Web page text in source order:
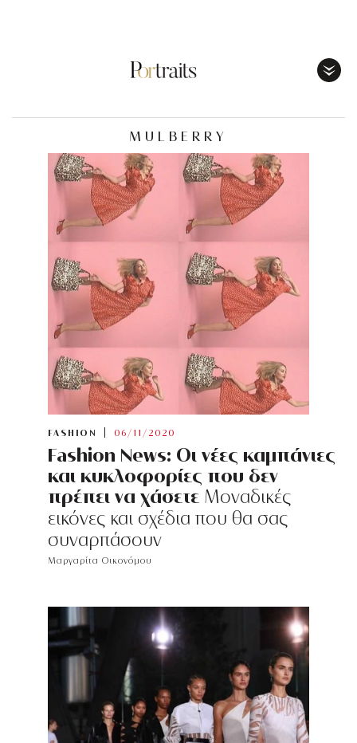
MULBERRY
FASHION 06/11/2020
Fashion News: Οι νέες καμπάνιες
και κυκλοφορίες που δεν
πρέπει να χάσετε Μοναδικές
εικόνες και σχέδια που θα σας
συναρπάσουν
Μαργαρίτα Οικονόμου